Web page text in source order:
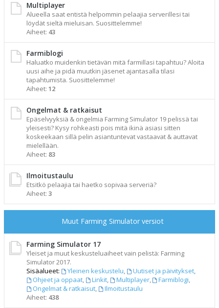
Multiplayer
Alueella saat entistä helpommin pelaajia serverillesi tai
löydät sieltä mieluisan. Suosittelemme!
Aiheet: 43
Farmiblogi
Haluatko muidenkin tietävän mitä farmillasi tapahtuu? Aloita
uusi aihe ja pidä muutkin jäsenet ajantasalla tilasi
tapahtumista. Suosittelemme!
Aiheet: 12
Ongelmat & ratkaisut
Epäselvyyksiä & ongelmia Farming Simulator 19 pelissä tai
yleisesti? Kysy rohkeasti pois mitä ikinä asiasi sitten
koskeekaan sillä pelin asiantuntevat vastaavat & auttavat
mielellään.
Aiheet: 83
Ilmoitustaulu
Etsitkö pelaajia tai haetko sopivaa serveriä?
Aiheet: 3
Muut Farming Simulator versiot
Farming Simulator 17
Yleiset ja muut keskusteluaiheet vain pelistä: Farming
Simulator 2017.
Sisäalueet:
Yleinen keskustelu, Uutiset ja päivitykset,
Ohjeet ja oppaat, Linkit, Multiplayer, Farmiblogi,
Ongelmat & ratkaisut,
Ilmoitustaulu
Aiheet: 438